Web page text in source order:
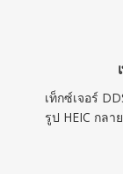
เท็กซ์เจอร์
รูป HEIC กล